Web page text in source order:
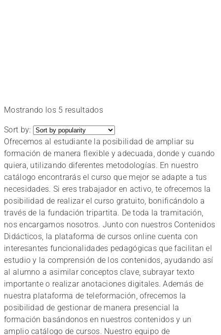
tuyo
y
disfruta
aprendiendo.
Mostrando los 5 resultadosOrdenado
popularidad
Sort by:
Ofrecemos al estudiante la posibilidad de ampliar su
formación de manera flexible y adecuada, donde y cuando
quiera, utilizando diferentes metodologías. En nuestro
catálogo encontrarás el curso que mejor se adapte a tus
necesidades. Si eres trabajador en activo, te ofrecemos la
posibilidad de realizar el curso gratuito, bonificándolo a
través de la fundación tripartita. De toda la tramitación,
nos encargamos nosotros. Junto con nuestros Contenidos
Didácticos, la plataforma de cursos online cuenta con
interesantes funcionalidades pedagógicas que facilitan el
estudio y la comprensión de los contenidos, ayudando así
al alumno a asimilar conceptos clave, subrayar texto
importante o realizar anotaciones digitales. Además de
nuestra plataforma de teleformación, ofrecemos la
posibilidad de gestionar de manera presencial la
formación basándonos en nuestros contenidos y un
amplio catálogo de cursos. Nuestro equipo de